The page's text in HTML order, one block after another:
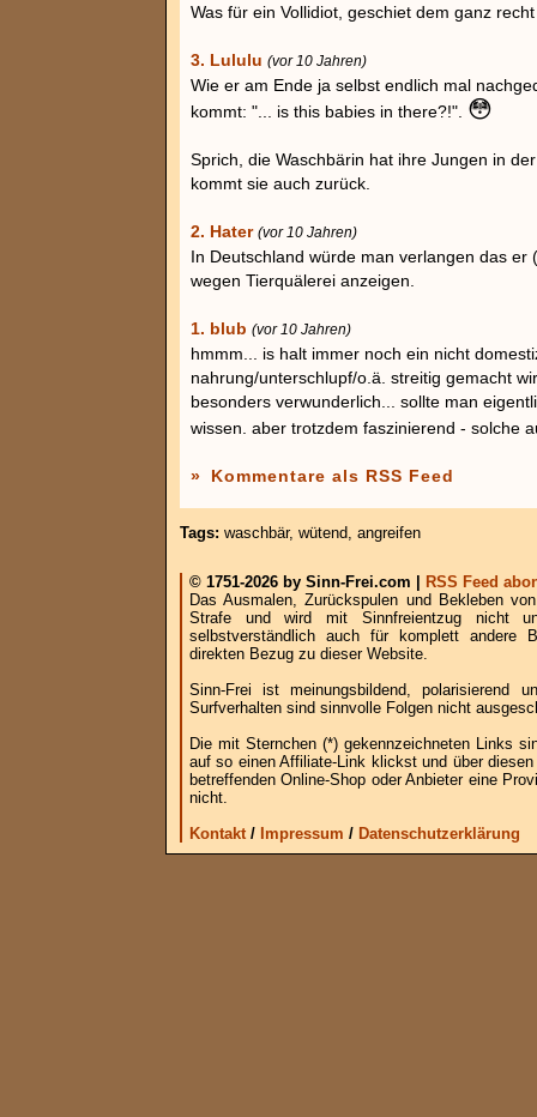
Was für ein Vollidiot, geschiet dem ganz
3. Lululu (vor 10 Jahren)
Wie er am Ende ja selbst endlich mal
kommt: "... is this babies in there?!". 😳
Sprich, die Waschbärin hat ihre Jungen in
kommt sie auch zurück.
2. Hater (vor 10 Jahren)
In Deutschland würde man verlangen das er
wegen Tierquälerei anzeigen.
1. blub (vor 10 Jahren)
hmmm... is halt immer noch ein nicht
nahrung/unterschlupf/o.ä. streitig gemacht
besonders verwunderlich... sollte man
wissen. aber trotzdem faszinierend - solche
» Kommentare als RSS Feed
Tags: waschbär, wütend, angreifen
© 1751-2026 by Sinn-Frei.com |
RSS Feed
Das Ausmalen, Zurückspulen und Bekleben
Strafe und wird mit Sinnfreientzug nicht
selbstverständlich auch für komplett andere
direkten Bezug zu dieser Website.
Sinn-Frei ist meinungsbildend, polarisierend
Surfverhalten sind sinnvolle Folgen nicht
Die mit Sternchen (*) gekennzeichneten Links
auf so einen Affiliate-Link klickst und über
betreffenden Online-Shop oder Anbieter eine
nicht.
Kontakt/ Impressum / Datenschutzerklärung